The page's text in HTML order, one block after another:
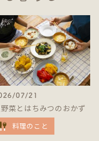
07/21
菜とはちみつのおかず
料理のこと